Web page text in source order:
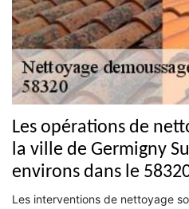
Les opérations de
la ville de Germigny
environs dans le
Les interventions de nettoyage